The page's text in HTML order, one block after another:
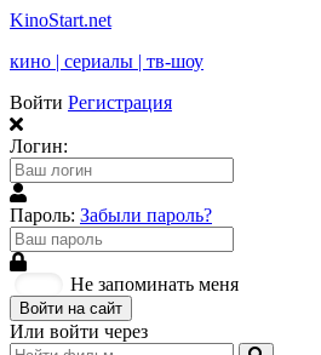
KinoStart.net
кино | сериалы | тв-шоу
Войти Регистрация
Логин:
Пароль: Забыли пароль?
Не запоминать меня
Войти на сайт
Или войти через